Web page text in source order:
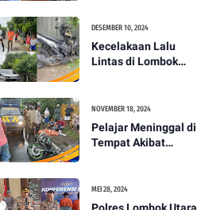
Masyarakat Dayan
Gunung
DESEMBER 10, 2024
Kecelakaan Lalu
Lintas di Lombok
PENANTB
NOVEMBER 18, 2024
Pelajar Meninggal di
Tempat Akibat
Utara -PENANTB
MEI 28, 2024
Polres Lombok Utara